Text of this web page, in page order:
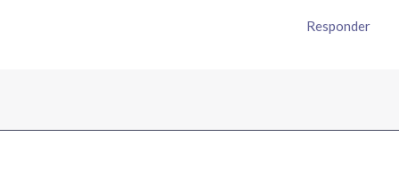
Responder